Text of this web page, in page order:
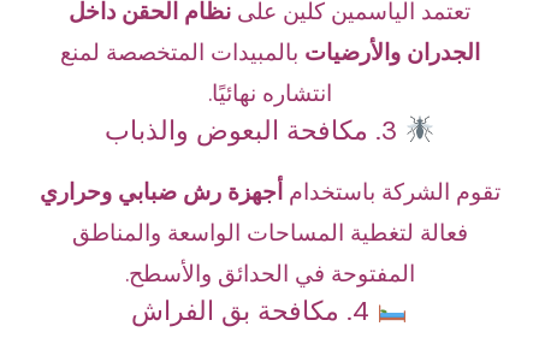
تعتمد الياسمين كلين على نظام الحقن داخل
الجدران والأرضيات بالمبيدات المتخصصة لمنع
انتشاره نهائيًا.
تقوم الشركة باستخدامأجهزة رش ضبابي وحراري
فعالة لتغطية المساحات الواسعة والمناطق
المفتوحة في الحدائق والأسطح.